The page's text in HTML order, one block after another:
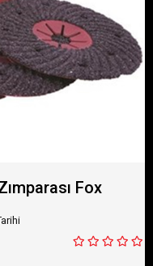
Fox